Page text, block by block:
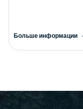
Больше информации